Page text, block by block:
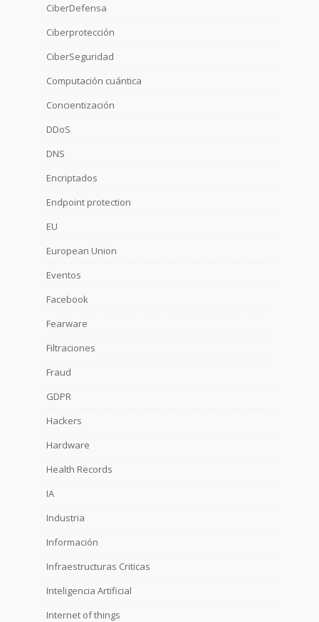
CiberDefensa
Ciberprotección
CiberSeguridad
Computación cuántica
Concientización
DDoS
DNS
Encriptados
Endpoint protection
EU
European Union
Eventos
Facebook
Fearware
Filtraciones
Fraud
GDPR
Hackers
Hardware
Health Records
IA
Industria
Información
Infraestructuras Criticas
Inteligencia Artificial
Internet of things